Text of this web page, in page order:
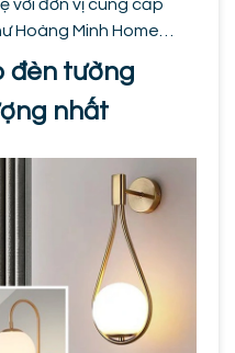
với đơn vị cung cấp
Hoàng Minh Home…
đèn tường
nhất